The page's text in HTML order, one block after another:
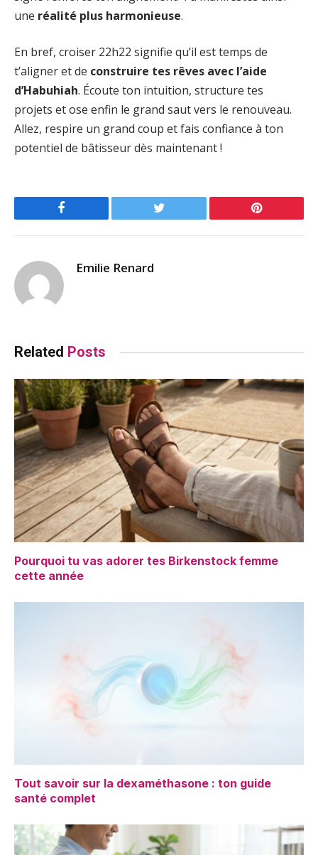
une réalité plus harmonieuse.
En bref, croiser 22h22 signifie qu’il est temps de
t’aligner et de construire tes rêves avec l’aide
d’Habuhiah. Écoute ton intuition, structure tes
projets et ose enfin le grand saut vers le renouveau.
Allez, respire un grand coup et fais confiance à ton
potentiel de bâtisseur dès maintenant !
Facebook Twitter Pinterest
Emilie Renard
Related Posts
Pourquoi tu vas adorer tes Birkenstock femme
cette année
Tout savoir sur la dexaméthasone : ton guide
santé complet